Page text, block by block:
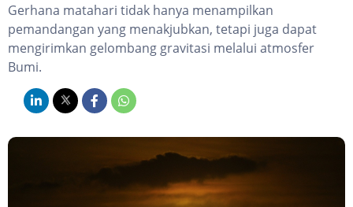
Gerhana matahari tidak hanya menampilkan
pemandangan yang menakjubkan, tetapi juga dapat
mengirimkan gelombang gravitasi melalui atmosfer
Bumi.